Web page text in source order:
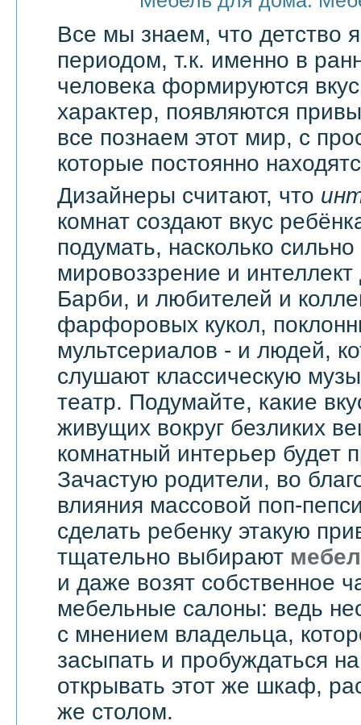
Все мы знаем, что детство
периодом, т.к. именно в
человека формируются
характер, появляются
все познаем этот мир, с
которые постоянно
Дизайнеры считают, что
комнат создают вкус
подумать, насколько сильно
мировоззрение и
Барби, и любителей и
фарфоровых кукол,
мультсериалов - и людей,
слушают классическую
театр. Подумайте, какие
живущих вокруг безликих
комнатный интерьер будет
Зачастую родители, во
влияния массовой поп-
сделать ребенку этакую
тщательно выбирают
и даже возят собственное
мебельные салоны: ведь
с мнением владельца,
засыпать и пробуждаться
открывать этот же шкаф,
же столом.